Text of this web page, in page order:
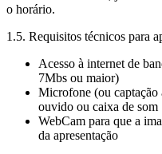
o horário.
1.5. Requisitos técnicos para
Acesso à internet de
7Mbs ou maior)
Microfone (ou
ouvido ou caixa de som
WebCam para que a
da apresentação